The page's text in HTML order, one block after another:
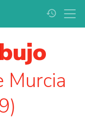
history
Murcia